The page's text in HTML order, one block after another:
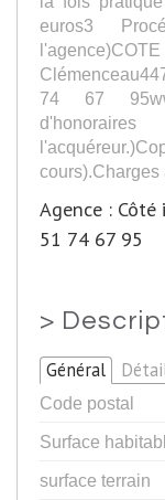
euros3
74 67
cours).Charges
Agence :
51 74 67 95
>
Général
Code postal
Surface
surface terrain